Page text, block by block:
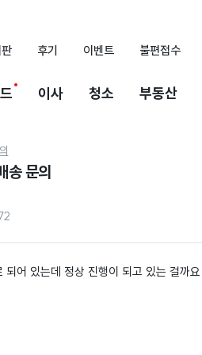
후기 이벤트 불편접수
이사 청소 부동산
문의
어 있는데 정상 진행이 되고 있는 걸까요